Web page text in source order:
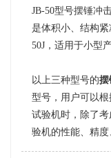
JB-50型号摆锤冲
是体积小、结构
50J，适用于小型
以上三种型号的摆
型号，用户可以
试验机时，除了
验机的性能、精度